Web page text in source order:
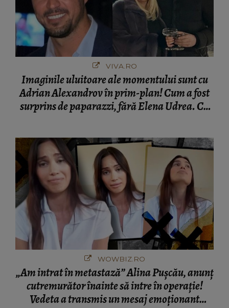
VIVA.RO
Imaginile uluitoare ale momentului sunt cu
Adrian Alexandrov în prim-plan! Cum a fost
surprins de paparazzi, fără Elena Udrea. Cu
WOWBIZ.RO
„Am intrat în metastază” Alina Pușcău, anunț
cutremurător înainte să intre în operație!
Vedeta a transmis un mesaj emoționant